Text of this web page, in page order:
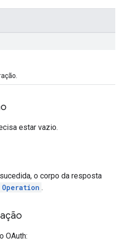
estar vazio.
o corpo da resposta
Operation .
OAuth: